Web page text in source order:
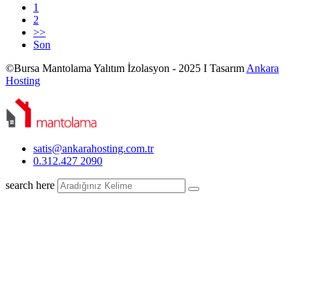
1
2
>>
Son
©Bursa Mantolama Yalıtım İzolasyon - 2025 I Tasarım Ankara
Hosting
satis@ankarahosting.com.tr
0.312.427 2090
search here